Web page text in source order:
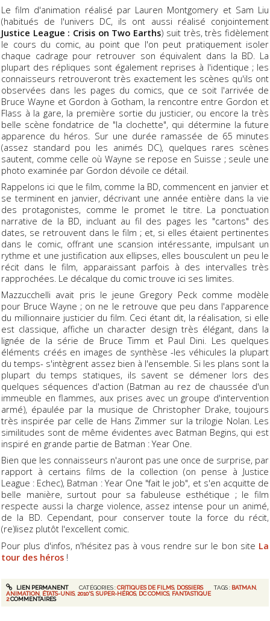
Le film d'animation réalisé par Lauren Montgomery et Sam Liu
(habitués de l'univers DC, ils ont aussi réalisé conjointement
Justice League : Crisis on Two Earths) suit très, très fidèlement
le cours du comic, au point que l'on peut pratiquement isoler
chaque cadrage pour retrouver son équivalent dans la BD. La
plupart des répliques sont également reprises à l'identique ; les
connaisseurs retrouveront très exactement les scènes qu'ils ont
observées dans les pages du comics, que ce soit l'arrivée de
Bruce Wayne et Gordon à Gotham, la rencontre entre Gordon et
Flass à la gare, la première sortie du justicier, ou encore la très
belle scène fondatrice de "la clochette", qui détermine la future
apparence du héros. Sur une durée ramassée de 65 minutes
(assez standard pou les animés DC), quelques rares scènes
sautent, comme celle où Wayne se repose en Suisse ; seule une
photo examinée par Gordon dévoile ce détail.
Rappelons ici que le film, comme la BD, commencent en janvier et
se terminent en janvier, décrivant une année entière dans la vie
des protagonistes, comme le promet le titre. La ponctuation
narrative de la BD, incluant au fil des pages les "cartons" des
dates, se retrouvent dans le film ; et, si elles étaient pertinentes
dans le comic, offrant une scansion intéressante, impulsant un
rythme et une justification aux ellipses, elles bousculent un peu le
récit dans le film, apparaissant parfois à des intervalles très
rapprochées. Le décalque du comic trouve ici ses limites.
Mazzucchelli avait pris le jeune Gregory Peck comme modèle
pour Bruce Wayne ; on ne le retrouve que peu dans l'apparence
du millionnaire justicier du film. Ceci étant dit, la réalisation, si elle
est classique, affiche un character design très élégant, dans la
lignée de la série de Bruce Timm et Paul Dini. Les quelques
éléments créés en images de synthèse -les véhicules la plupart
du temps- s'intègrent assez bien à l'ensemble. Si les plans sont la
plupart du temps statiques, ils savent se démener lors des
quelques séquences d'action (Batman au rez de chaussée d'un
immeuble en flammes, aux prises avec un groupe d'intervention
armé), épaulée par la musique de Christopher Drake, toujours
très inspirée par celle de Hans Zimmer sur la trilogie Nolan. Les
similitudes sont de même évidentes avec Batman Begins, qui est
inspiré en grande partie de Batman : Year One.
Bien que les connaisseurs n'auront pas une once de surprise, par
rapport à certains films de la collection (on pense à Justice
League : Echec), Batman : Year One "fait le job", et s'en acquitte de
belle manière, surtout pour sa fabuleuse esthétique ; le film
respecte aussi la charge violence, assez intense pour un animé,
de la BD. Cependant, pour conserver toute la force du récit,
(re)lisez plutôt l'excellent comic.
Pour plus d'infos, n'hésitez pas à vous rendre sur le bon site La
tour des héros !
LIEN PERMANENT CATÉGORIES :CRITIQUES DE FILMS, DOSSIERS TAGS : BATMAN
ANIMATION ÉTATS-UNIS, 2010'S,SUPER-HÉROS, DC COMICS, FANTASTIQUE
2COMMENTAIRES